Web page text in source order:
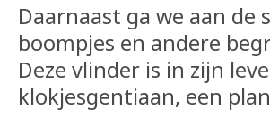
Daarnaast ga we aan
boompjes en andere
Deze vlinder is in zijn
klokjesgentiaan, een